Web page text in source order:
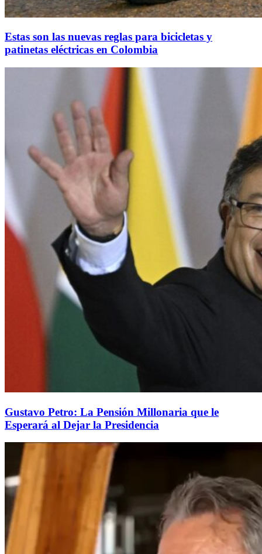
Estas son las nuevas reglas para bicicletas y
patinetas eléctricas en Colombia
Gustavo Petro: La Pensión Millonaria que le
Esperará al Dejar la Presidencia